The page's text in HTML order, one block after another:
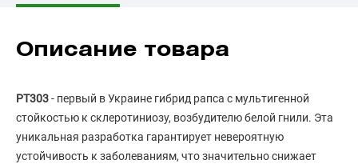
Описание товара
PT303- первый в Украине гибрид рапса с мультигенной
стойкостью к склеротиниозу, возбудителю белой гнили. Эта
уникальная разработка гарантирует невероятную
устойчивость к заболеваниям, что значительно снижает